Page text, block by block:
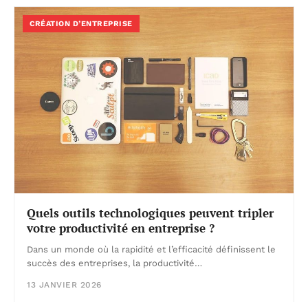
CRÉATION D’ENTREPRISE
Quels outils technologiques peuvent tripler
votre productivité en entreprise ?
Dans un monde où la rapidité et l’efficacité définissent le
succès des entreprises, la productivité…
13 JANVIER 2026